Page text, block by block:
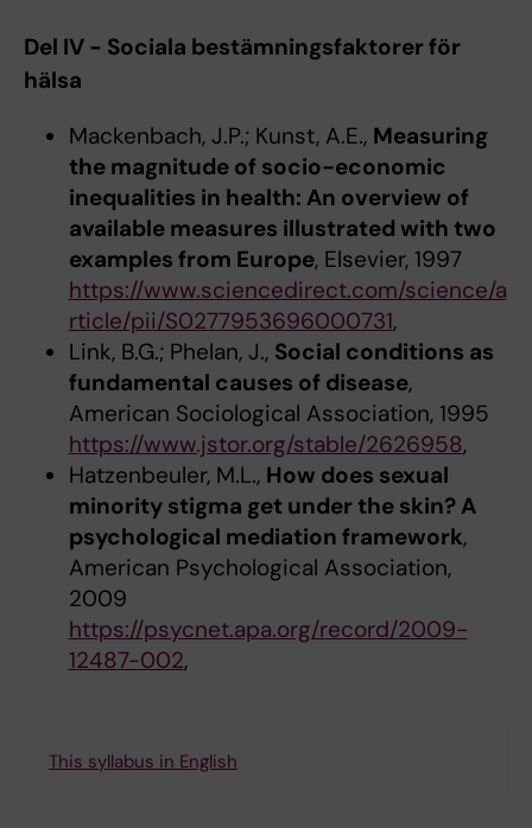
Del IV - Sociala bestämningsfaktorer för
hälsa
Mackenbach, J.P.; Kunst, A.E., Measuring
the magnitude of socio-economic
inequalities in health: An overview of
available measures illustrated with two
examples from Europe, Elsevier, 1997
https://www.sciencedirect.com/science/a
rticle/pii/S0277953696000731,
Link, B.G.; Phelan, J., Social conditions as
fundamental causes of disease,
American Sociological Association, 1995
https://www.jstor.org/stable/2626958,
Hatzenbeuler, M.L., How does sexual
minority stigma get under the skin? A
psychological mediation framework,
American Psychological Association,
2009
https://psycnet.apa.org/record/2009-
12487-002,
This syllabus in English